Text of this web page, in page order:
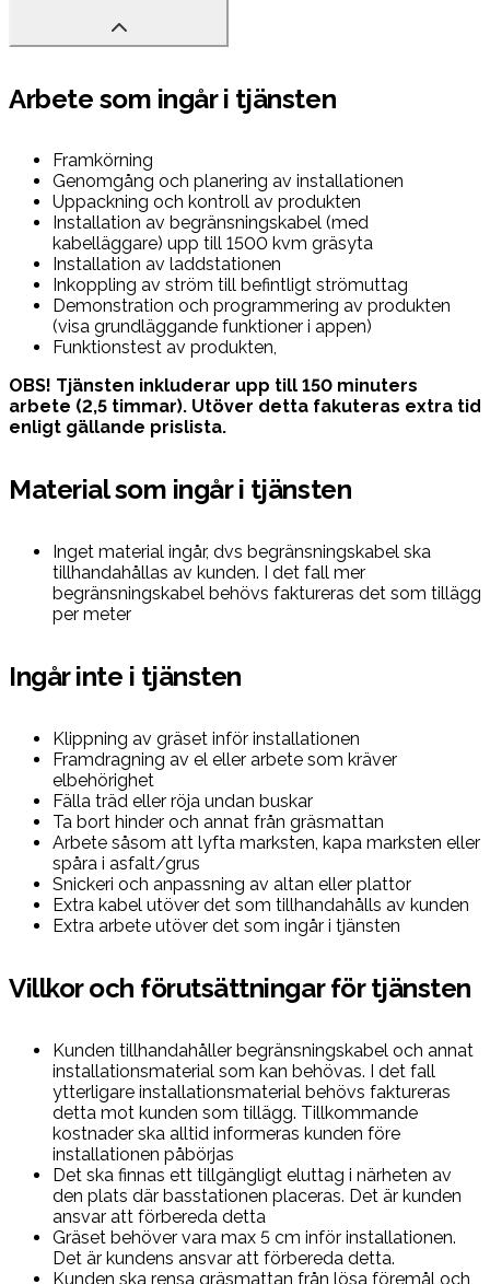
Arbete som ingår i tjänsten
Framkörning
Genomgång och planering av installationen
Uppackning och kontroll av produkten
Installation av begränsningskabel (med
kabelläggare) upp till 1500 kvm gräsyta
Installation av laddstationen
Inkoppling av ström till befintligt strömuttag
Demonstration och programmering av produkten
(visa grundläggande funktioner i appen)
Funktionstest av produkten,
OBS! Tjänsten inkluderar upp till 150 minuters
arbete (2,5 timmar). Utöver detta fakuteras extra tid
enligt gällande prislista.
Material som ingår i tjänsten
Inget material ingår, dvs begränsningskabel ska
tillhandahållas av kunden. I det fall mer
begränsningskabel behövs faktureras det som tillägg
per meter
Ingår inte i tjänsten
Klippning av gräset inför installationen
Framdragning av el eller arbete som kräver
elbehörighet
Fälla träd eller röja undan buskar
Ta bort hinder och annat från gräsmattan
Arbete såsom att lyfta marksten, kapa marksten eller
spåra i asfalt/grus
Snickeri och anpassning av altan eller plattor
Extra kabel utöver det som tillhandahålls av kunden
Extra arbete utöver det som ingår i tjänsten
Villkor och förutsättningar för tjänsten
Kunden tillhandahåller begränsningskabel och annat
installationsmaterial som kan behövas. I det fall
ytterligare installationsmaterial behövs faktureras
detta mot kunden som tillägg. Tillkommande
kostnader ska alltid informeras kunden före
installationen påbörjas
Det ska finnas ett tillgängligt eluttag i närheten av
den plats där basstationen placeras. Det är kunden
ansvar att förbereda detta
Gräset behöver vara max 5 cm inför installationen.
Det är kundens ansvar att förbereda detta.
Kunden ska rensa gräsmattan från lösa föremål och